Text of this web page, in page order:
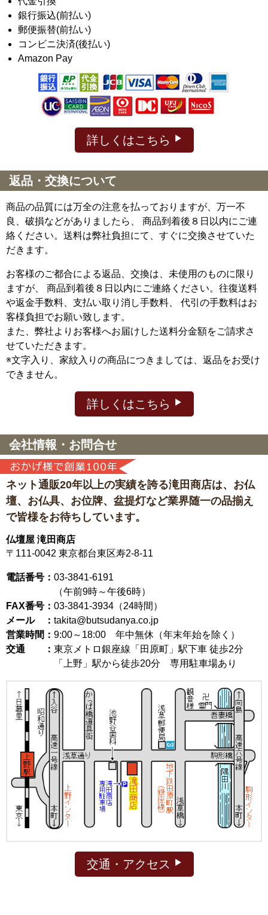
銀行振込(前払い)
郵便振替(前払い)
コンビニ決済(後払い)
Amazon Pay
詳しくはこちら
返品・交換について
商品の品質には万全の注意を払っておりますが、万一不
良、破損などがありましたら、 商品到着後８日以内にご連
絡ください。送料は弊社負担にて、すぐに交換させていた
だきます。
お客様のご都合による返品、交換は、未使用のものに限り
ますが、
商品到着後８日以内にご連絡ください。往復送料
や返金手数料、支払い取り消し手数料、 代引の手数料はお
客様負担でお願い致します。
また、弊社よりお客様へお届けした送料分金額をご請求さ
せていただきます。
※文字入り、家紋入りの商品につきましては、返品をお受け
できません。
詳しくはこちら
会社情報・お問合せ
ネット通販20年以上の実績を誇る滝田商店は、 お仏
壇、お仏具、お位牌、盆提灯など業界随一の品揃え
で皆様をお待ちしています。
仏壇屋 滝田商店
〒111-0042 東京都台東区寿2-8-11
電話番号： 03-3841-6191
（午前9時～午後6時）
FAX番号： 03-3841-3934（24時間）
メール ： takita@butsudanya.co.jp
営業時間： 9:00～18:00 年中無休（年末年始を除く）
交通 ： 東京メトロ銀座線「田原町」駅下車 徒歩2分
「上野」駅から徒歩20分 専用駐車場あり
交通・アクセス